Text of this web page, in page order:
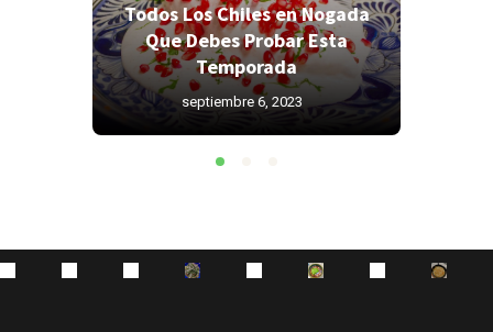
Todos Los Chiles en Nogada
Que Debes Probar Esta
Temporada
septiembre 6, 2023